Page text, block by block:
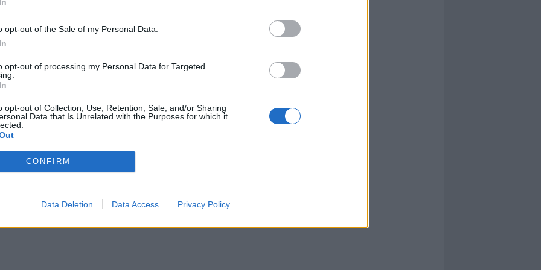
opt-out of the Sale of my Personal Data.
opt-out of processing my Personal Data for Targeted
opt-out of Collection, Use, Retention, Sale, and/or Sharing
Data that Is Unrelated with the Purposes for which it
CONFIRM
Data Deletion Data Access Privacy Policy
che rischia di creare divisioni e
i dem è quello della Gpa, la gestazione
il passaggio di denaro che c'è alla
dire cosa ne penso io e credo che la
di elettori del Pd la pensa
sono nettamente contrario alla maternità
Bonaccini - La Schlein? Non so,
sia espressa su questo. Io sono
e anche single", spiega il